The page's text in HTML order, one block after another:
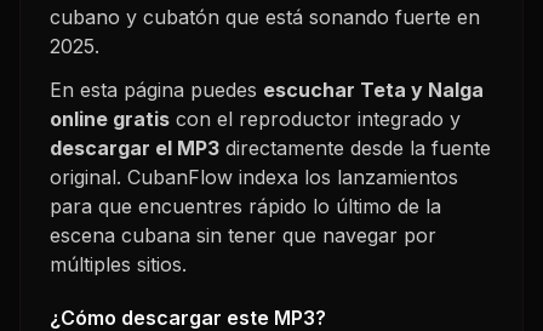
cubano y cubatón que está sonando fuerte en
2025.
En esta página puedes escuchar Teta y Nalga
online gratis con el reproductor integrado y
descargar el MP3 directamente desde la fuente
original. CubanFlow indexa los lanzamientos
para que encuentres rápido lo último de la
escena cubana sin tener que navegar por
múltiples sitios.
¿Cómo descargar este MP3?